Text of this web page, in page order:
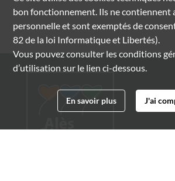
bon fonctionnement. Ils ne contiennent
personnelle et sont exemptés de
82 de la loi Informatique et Libertés).
Vous pouvez consulter les conditions
d’utilisation sur le lien ci-dessous.
En savoir plus J'ai